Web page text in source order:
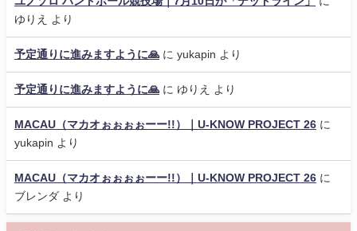
ゆりえ
より
予定通りに進みますように🙏 に yukapin より
予定通りに進みますように🙏 に ゆりえ より
MACAU（マカオぉぉぉぉーー!!）｜U-KNOW PROJECT 26 に
yukapin より
MACAU（マカオぉぉぉぉーー!!）｜U-KNOW PROJECT 26 に
ブレンダ より